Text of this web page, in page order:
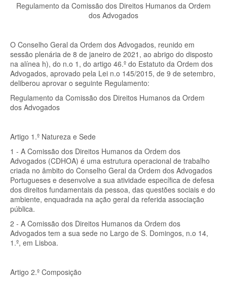
Regulamento da Comissão dos Direitos Humanos da Ordem
dos Advogados
O Conselho Geral da Ordem dos Advogados, reunido em
sessão plenária de 8 de janeiro de 2021, ao abrigo do disposto
na alínea h), do n.o 1, do artigo 46.º do Estatuto da Ordem dos
Advogados, aprovado pela Lei n.o 145/2015, de 9 de setembro,
deliberou aprovar o seguinte Regulamento:
Regulamento da Comissão dos Direitos Humanos da Ordem
dos Advogados
Artigo 1.º Natureza e Sede
1 - A Comissão dos Direitos Humanos da Ordem dos
Advogados (CDHOA) é uma estrutura operacional de trabalho
criada no âmbito do Conselho Geral da Ordem dos Advogados
Portugueses e desenvolve a sua atividade específica de defesa
dos direitos fundamentais da pessoa, das questões sociais e do
ambiente, enquadrada na ação geral da referida associação
pública.
2 - A Comissão dos Direitos Humanos da Ordem dos
Advogados tem a sua sede no Largo de S. Domingos, n.o 14,
1.º, em Lisboa.
Artigo 2.º Composição